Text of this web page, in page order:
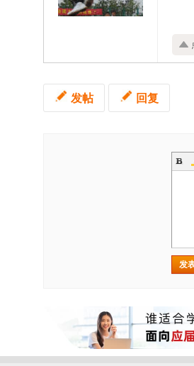
发帖 回复
发